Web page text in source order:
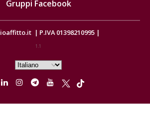
Gruppi Facebook
ioaffitto.it | P.IVA 01398210995 |
1.1